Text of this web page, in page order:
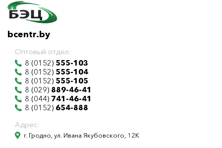
bcentr.by
Оптовый отдел:
8 (0152) 555-103
8 (0152) 555-104
8 (0152) 555-105
8 (029) 889-46-41
8 (044) 741-46-41
8 (0152) 654-888
Адрес:
г. Гродно, ул. Ивана Якубовского, 12К